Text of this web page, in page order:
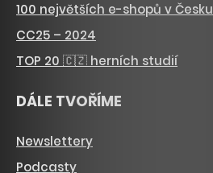
100 největších e-shopů v Česku
CC25 – 2024
TOP 20 🇨🇿 herních studií
DÁLE TVOŘÍME
Newslettery
Podcasty